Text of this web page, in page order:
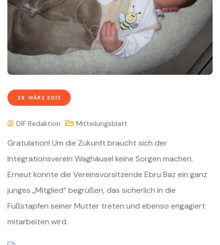
29. MÄRZ 2013
DIF Redaktion Mitteilungsblatt
Gratulation! Um die Zukunft braucht sich der
Integrationsverein Waghäusel keine Sorgen machen.
Erneut konnte die Vereinsvorsitzende Ebru Baz ein ganz
junges „Mitglied“ begrüßen, das sicherlich in die
Fußstapfen seiner Mutter treten und ebenso engagiert
mitarbeiten wird.